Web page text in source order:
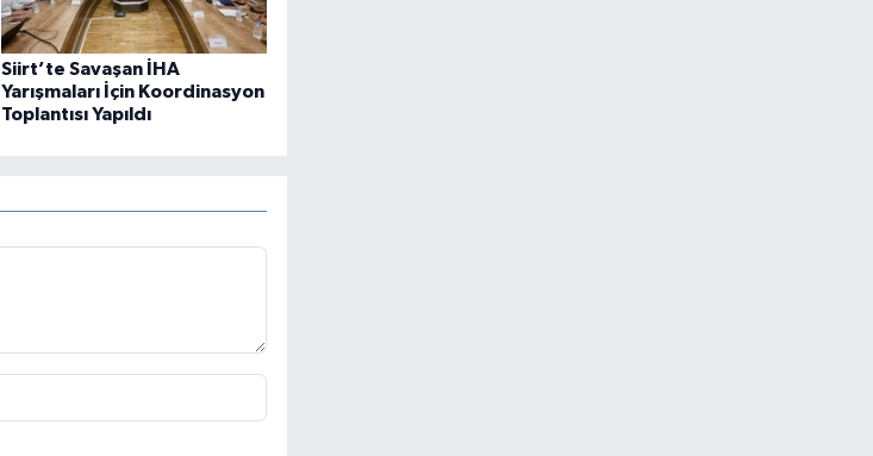
Siirt’te Savaşan İHA
Yarışmaları İçin Koordinasyon
Toplantısı Yapıldı